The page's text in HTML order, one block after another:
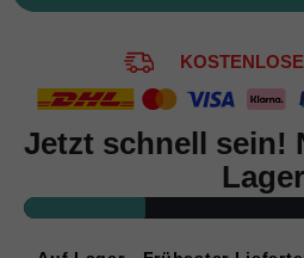
Jetzt schnell sein!